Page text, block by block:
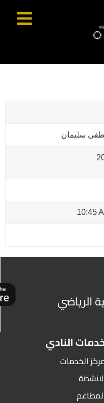
سليمان
10:45
الرياضي
النادي
الخدمات